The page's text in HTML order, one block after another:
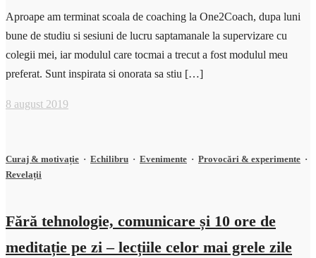
Aproape am terminat scoala de coaching la One2Coach, dupa luni
bune de studiu si sesiuni de lucru saptamanale la supervizare cu
colegii mei, iar modulul care tocmai a trecut a fost modulul meu
preferat. Sunt inspirata si onorata sa stiu […]
8 august 2019
Curaj & motivație · Echilibru · Evenimente · Provocări & experimente ·
Revelații
Fără tehnologie, comunicare și 10 ore de
meditație pe zi – lecțiile celor mai grele zile